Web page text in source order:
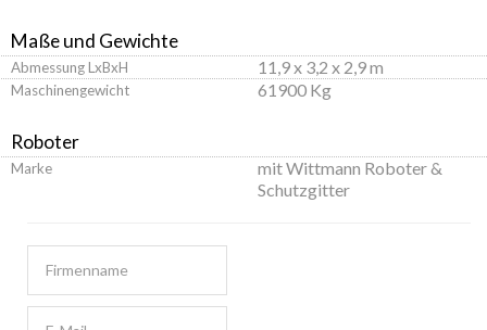
Maße und Gewichte
Abmessung LxBxH 11,9 x 3,2 x 2,9 m
Maschinengewicht 61900 Kg
Roboter
Marke
mit Wittmann Roboter &
Schutzgitter